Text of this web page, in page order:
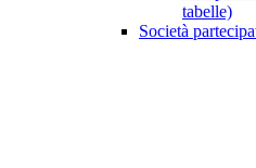
tabelle)
Società